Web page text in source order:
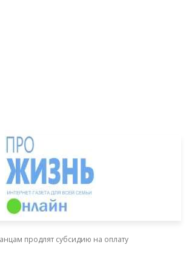
продлят субсидию на оплату